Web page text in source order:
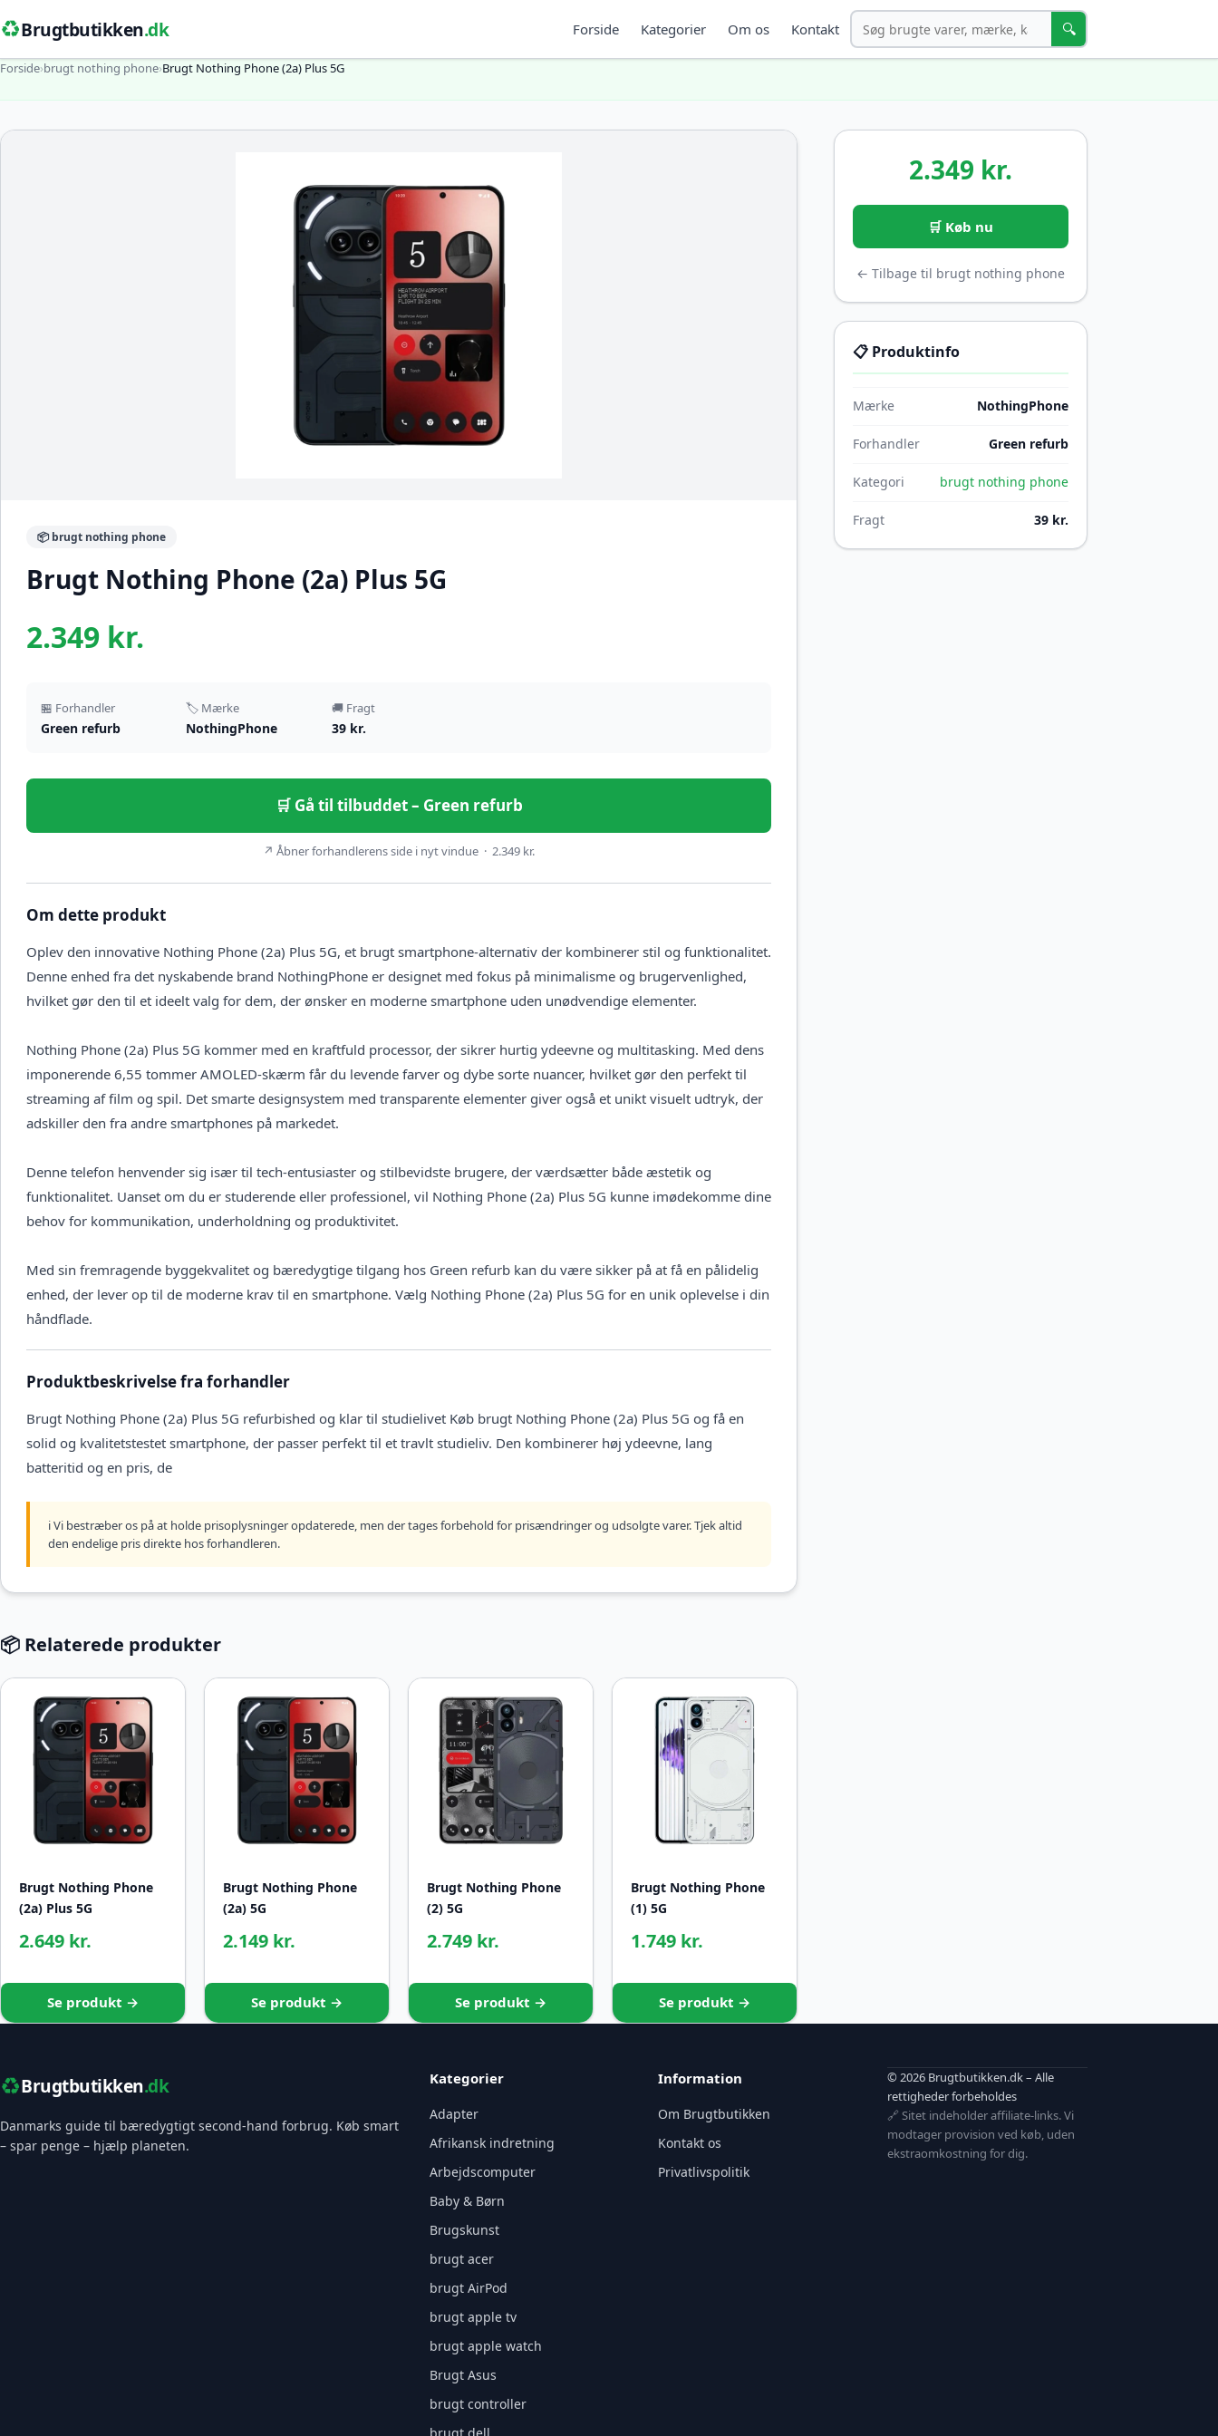
♻️Brugtbutikken.dk Forside Kategorier Om os Kontakt Søg 🔍
Forside›brugt nothing phone›Brugt Nothing Phone (2a) Plus 5G
📦 brugt nothing phone
Brugt Nothing Phone (2a) Plus 5G
2.349 kr.
🏪 Forhandler
Green refurb
🏷️ Mærke
NothingPhone
🚚 Fragt
39 kr.
🛒 Gå til tilbuddet – Green refurb
↗ Åbner forhandlerens side i nyt vindue · 2.349 kr.
Om dette produkt
Oplev den innovative Nothing Phone (2a) Plus 5G, et brugt smartphone-alternativ der kombinerer stil og funktionalitet.
Denne enhed fra det nyskabende brand NothingPhone er designet med fokus på minimalisme og brugervenlighed,
hvilket gør den til et ideelt valg for dem, der ønsker en moderne smartphone uden unødvendige elementer.
Nothing Phone (2a) Plus 5G kommer med en kraftfuld processor, der sikrer hurtig ydeevne og multitasking. Med dens
imponerende 6,55 tommer AMOLED-skærm får du levende farver og dybe sorte nuancer, hvilket gør den perfekt til
streaming af film og spil. Det smarte designsystem med transparente elementer giver også et unikt visuelt udtryk, der
adskiller den fra andre smartphones på markedet.
Denne telefon henvender sig især til tech-entusiaster og stilbevidste brugere, der værdsætter både æstetik og
funktionalitet. Uanset om du er studerende eller professionel, vil Nothing Phone (2a) Plus 5G kunne imødekomme dine
behov for kommunikation, underholdning og produktivitet.
Med sin fremragende byggekvalitet og bæredygtige tilgang hos Green refurb kan du være sikker på at få en pålidelig
enhed, der lever op til de moderne krav til en smartphone. Vælg Nothing Phone (2a) Plus 5G for en unik oplevelse i din
håndflade.
Produktbeskrivelse fra forhandler
Brugt Nothing Phone (2a) Plus 5G refurbished og klar til studielivet Køb brugt Nothing Phone (2a) Plus 5G og få en
solid og kvalitetstestet smartphone, der passer perfekt til et travlt studieliv. Den kombinerer høj ydeevne, lang
batteritid og en pris, de
ℹ️ Vi bestræber os på at holde prisoplysninger opdaterede, men der tages forbehold for prisændringer og udsolgte varer. Tjek altid
den endelige pris direkte hos forhandleren.
📦 Relaterede produkter
Brugt Nothing Phone
(2a) Plus 5G
2.649 kr.
Se produkt →
Brugt Nothing Phone
(2a) 5G
2.149 kr.
Se produkt →
Brugt Nothing Phone
(2) 5G
2.749 kr.
Se produkt →
Brugt Nothing Phone
(1) 5G
1.749 kr.
Se produkt →
2.349 kr.
🛒 Køb nu
← Tilbage til brugt nothing phone
📋 Produktinfo
Mærke NothingPhone
Forhandler Green refurb
Kategori brugt nothing phone
Fragt 39 kr.
♻️Brugtbutikken.dk
Danmarks guide til bæredygtigt second-hand forbrug. Køb smart
– spar penge – hjælp planeten.
Kategorier
Adapter
Afrikansk indretning
Arbejdscomputer
Baby & Børn
Brugskunst
brugt acer
brugt AirPod
brugt apple tv
brugt apple watch
Brugt Asus
brugt controller
brugt dell
Information
Om Brugtbutikken
Kontakt os
Privatlivspolitik
© 2026 Brugtbutikken.dk – Alle
rettigheder forbeholdes
🔗 Sitet indeholder affiliate-links. Vi
modtager provision ved køb, uden
ekstraomkostning for dig.